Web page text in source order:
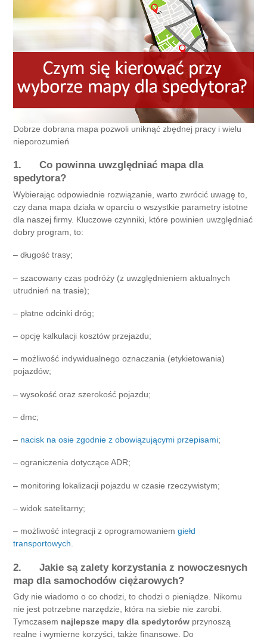
Dobrze dobrana mapa pozwoli uniknąć zbędnej pracy i wielu
nieporozumień
1. Co powinna uwzględniać mapa dla
spedytora?
Wybierając odpowiednie rozwiązanie, warto zwrócić uwagę to,
czy dana mapa działa w oparciu o wszystkie parametry istotne
dla naszej firmy. Kluczowe czynniki, które powinien uwzględniać
dobry program, to:
– długość trasy;
– szacowany czas podróży (z uwzględnieniem aktualnych
utrudnień na trasie);
– płatne odcinki dróg;
– opcję kalkulacji kosztów przejazdu;
– możliwość indywidualnego oznaczania (etykietowania)
pojazdów;
– wysokość oraz szerokość pojazdu;
– dmc;
– nacisk na osie zgodnie z obowiązującymi przepisami;
– ograniczenia dotyczące ADR;
– monitoring lokalizacji pojazdu w czasie rzeczywistym;
– widok satelitarny;
– możliwość integracji z oprogramowaniemgiełd
transportowych.
2. Jakie są zalety korzystania z nowoczesnych
map dla samochodów ciężarowych?
Gdy nie wiadomo o co chodzi, to chodzi o pieniądze. Nikomu
nie jest potrzebne narzędzie, która na siebie nie zarobi.
Tymczasem najlepsze mapy dla spedytorów przynoszą
realne i wymierne korzyści, także finansowe. Do